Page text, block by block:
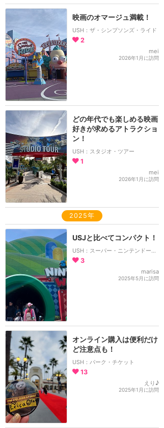
映画のオマージュ満載！
USH：ザ・シンプソンズ・ライド
2
mei
2026年1月に訪問
どの年代でも楽しめる映画
好きが求めるアトラクショ
ン！
USH：スタジオ・ツアー
1
mei
2026年1月に訪問
2025年
USJと比べてコンパクト！
USH：スーパー・ニンテンドー・ワールド
3
marisa
2025年5月に訪問
オンライン購入は便利だけ
ど注意点も！
USH：パーク・チケット
13
えり♪
2025年1月に訪問